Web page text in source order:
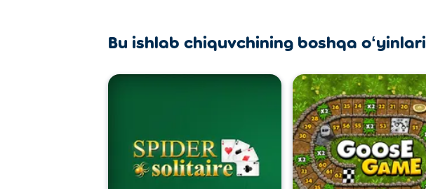
Bu ishlab chiquvchining boshqa oʻyinlari